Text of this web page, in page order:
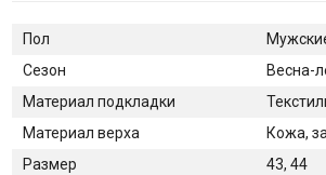
Пол
Сезон
Весна-
Материал подкладки
Материал верха
Кожа,
Размер
43, 44